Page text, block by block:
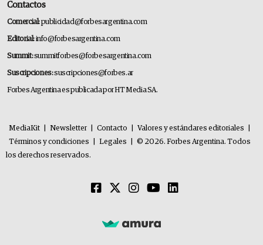
Contactos
Comercial:publicidad@forbesargentina.com
Editorial:info@forbesargentina.com
Summit:summitforbes@forbesargentina.com
Suscripciones:suscripciones@forbes.ar
Forbes Argentina es publicada por HT Media SA.
MediaKit Newsletter Contacto Valores y estándares editoriales
Términos y condiciones
Legales
© 2026. Forbes Argentina. Todos
los derechos reservados.